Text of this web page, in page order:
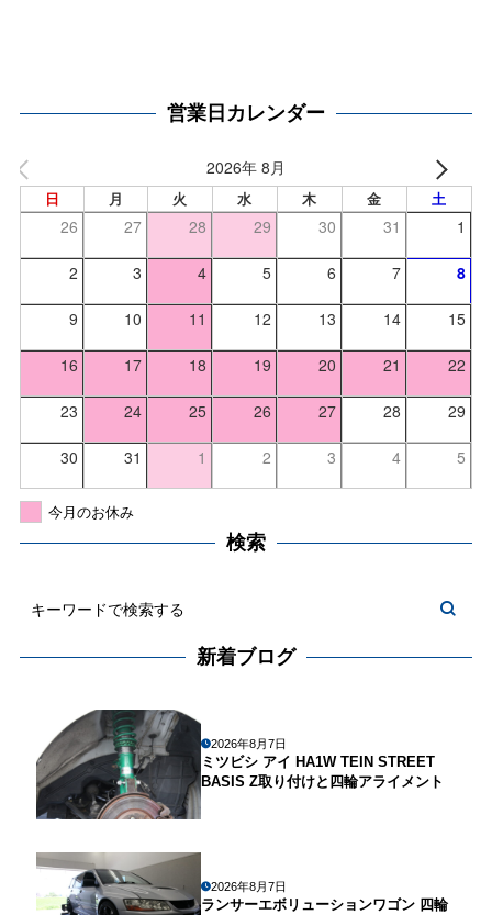
営業日カレンダー
2026年 8月
日 月 火 水 木 金 土
26 27 28 29 30 31 1
2 3 4 5 6 7 8
9 10 11 12 13 14 15
16 17 18 19 20 21 22
23 24 25 26 27 28 29
30 31 1 2 3 4 5
今月のお休み
検索
新着ブログ
2026年8月7日
ミツビシ アイ HA1W TEIN STREET
BASIS Z取り付けと四輪アライメント
2026年8月7日
ランサーエボリューションワゴン 四輪